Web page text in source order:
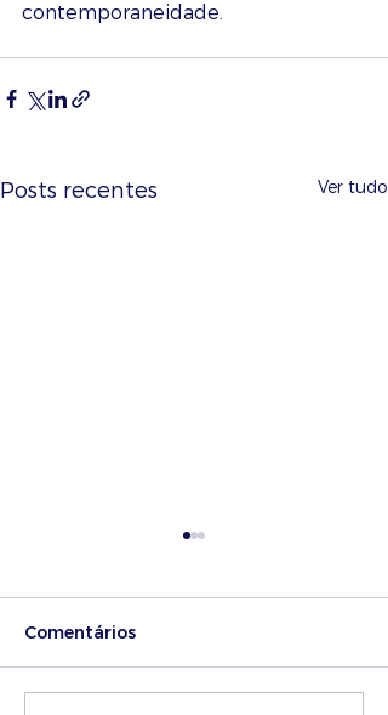
contemporaneidade.
Posts recentes Ver tudo
Comentários